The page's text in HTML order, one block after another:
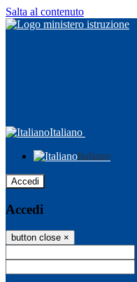
Salta al contenuto
Italiano
Italiano
Accedi
Accedi
button close ×